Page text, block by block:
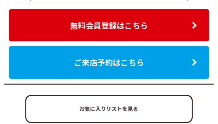
無料会員登録はこちら
ご来店予約はこちら
お気に入りリストを見る